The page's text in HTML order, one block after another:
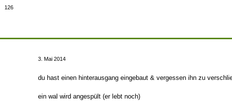
126
3. Mai 2014
du hast einen hinterausgang eingebaut & vergessen ihn zu
ein wal wird angespült (er lebt noch)